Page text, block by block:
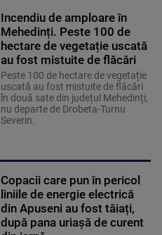
Incendiu de amploare în
Mehedinți. Peste 100 de
hectare de vegetație uscată
au fost mistuite de flăcări
Peste 100 de hectare de vegetație
uscată au fost mistuite de flăcări
în două sate din județul Mehedinți,
nu departe de Drobeta-Turnu
Severin.
Copacii care pun în pericol
liniile de energie electrică
din Apuseni au fost tăiați,
după pana uriașă de curent